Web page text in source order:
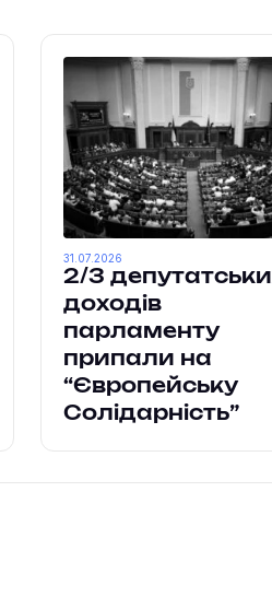
2/3
доходів
парламенту
припали на
“Європейську
Солідарність”
31.07.2026